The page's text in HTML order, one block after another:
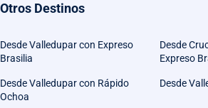
Otros Destinos
Desde Valledupar con Expreso
Brasilia
Desde
Expreso
Desde Valledupar con Rápido
Ochoa
Desde